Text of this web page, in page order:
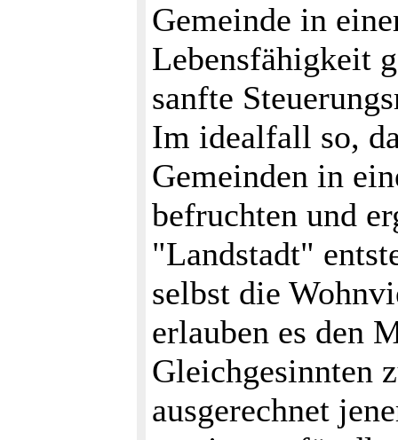
Gemeinde in
Lebensfähigkeit
sanfte
Im idealfall so,
Gemeinden in
befruchten und
"Landstadt"
selbst die
erlauben es den
Gleichgesinnten
ausgerechnet